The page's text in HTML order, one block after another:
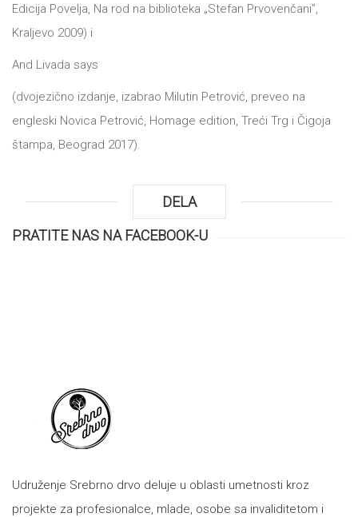
Edicija Povelja, Na rod na biblioteka „Stefan Prvovenčani”,
Kraljevo 2009) i
And Livada says
(dvojezično izdanje, izabrao Milutin Petrović, preveo na
engleski Novica Petrović, Homage edition, Treći Trg i Čigoja
štampa, Beograd 2017).
DELA
PRATITE NAS NA FACEBOOK-U
Udruženje Srebrno drvo deluje u oblasti umetnosti kroz
projekte za profesionalce, mlade, osobe sa invaliditetom i